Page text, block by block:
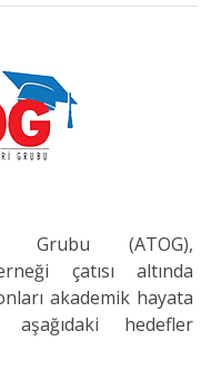
Grubu (ATOG),
çatısı altında
akademik hayata
aşağıdaki hedefler